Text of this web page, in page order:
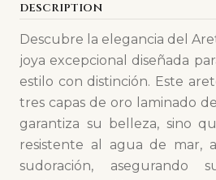
DESCRIPTION
Descubre la elegancia del
joya excepcional diseñada
estilo con distinción. Este
tres capas de oro laminado
garantiza su belleza, sino
resistente al agua de mar,
sudoración, asegurando